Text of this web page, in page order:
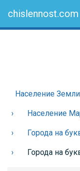
chislennost.com
Население Земли
Население
Города на
Города на